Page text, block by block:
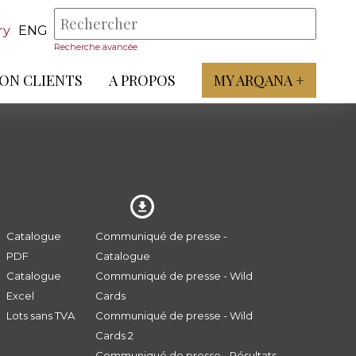
ENG
Recherche avancée
CLIENTS A PROPOS MY ARQANA +
Catalogue
PDF
Catalogue
Excel
Lots sans TVA
Communiqué de presse -
Catalogue
Communiqué de presse - Wild
Cards
Communiqué de presse - Wild
Cards 2